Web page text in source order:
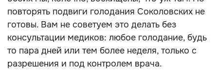
повторять подвиги голодания Соколовских не
готовы. Вам не советуем это делать без
консультации медиков: любое голодание, будь
то пара дней или тем более неделя, только с
разрешения и под контролем врача.